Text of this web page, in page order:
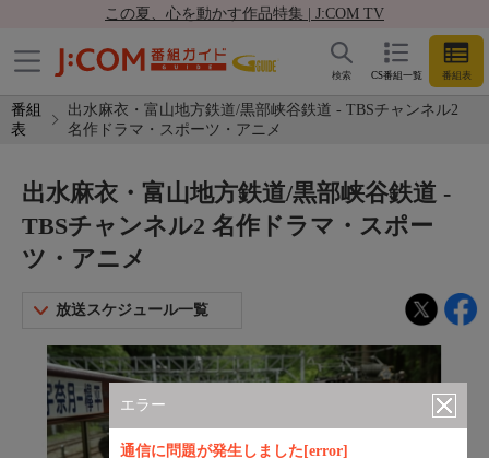
この夏、心を動かす作品特集 | J:COM TV
CS番組一覧 番組表
検索
番組
表
出水麻衣・富山地方鉄道/黒部峡谷鉄道 - TBSチャンネル2
名作ドラマ・スポーツ・アニメ
エラー
通信に問題が発生しました[error]
出水麻衣・富山地方鉄道/黒部峡谷鉄道 -
TBSチャンネル2 名作ドラマ・スポー
ツ・アニメ
放送スケジュール一覧